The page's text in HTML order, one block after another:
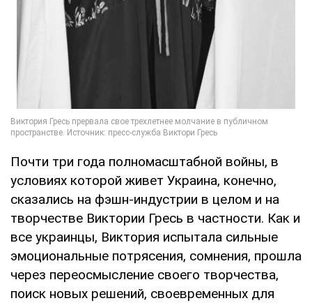
Почти три года полномасштабной войны, в
условиях которой живет Украина, конечно,
сказались на фэшн-индустрии в целом и на
творчестве Виктории Гресь в частности. Как и
все украинцы, Виктория испытала сильные
эмоциональные потрясения, сомнения, прошла
через переосмысление своего творчества,
поиск новых решений, своевременных для